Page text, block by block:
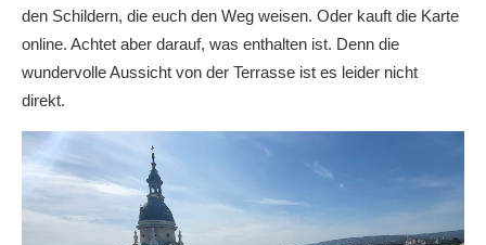
den Schildern, die euch den Weg weisen. Oder kauft die Karte
online. Achtet aber darauf, was enthalten ist. Denn die
wundervolle Aussicht von der Terrasse ist es leider nicht
direkt.